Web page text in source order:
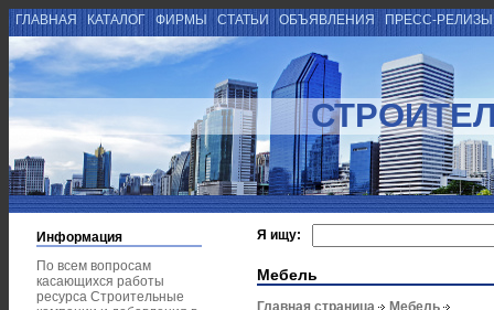
ГЛАВНАЯ КАТАЛОГ ФИРМЫ СТАТЬИ ОБЪЯВЛЕНИЯ ПРЕСС-
Информация
По всем вопросам
касающихся работы
ресурса Строительные
Я ищу:
Мебель